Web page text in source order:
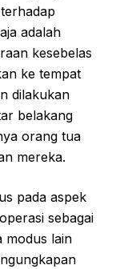
adalah
kesebelas
ke tempat
dilakukan
belakang
orang tua
mereka.
pada aspek
sebagai
modus lain